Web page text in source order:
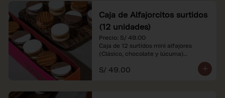
Caja de Alfajorcitos surtidos
(12 unidades)
Precio: S/ 49.00
Caja de 12 surtidos mini alfajores
(Clásico, chocolate y lúcuma)
*Nuestros precios están expresados en
S/ 49.00